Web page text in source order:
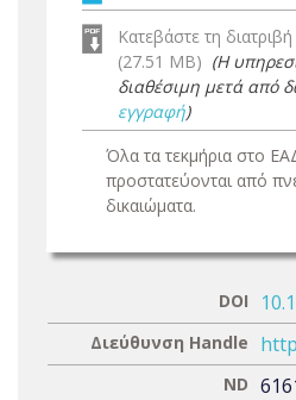
Κατεβάστε τη
(27.51 MB) (Η
διαθέσιμη μετά από
εγγραφή)
Όλα τα τεκμήρια στο
προστατεύονται από
δικαιώματα.
DOI
Διεύθυνση Handle
ND